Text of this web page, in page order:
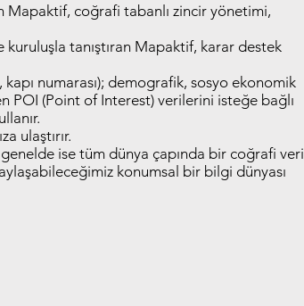
Mapaktif, coğrafi tabanlı zincir yönetimi,
kuruluşla tanıştıran Mapaktif, karar destek
numarası); demografik, sosyo ekonomik
POI (Point of Interest) verilerini isteğe bağlı
ulaştırır.
ise tüm dünya çapında bir coğrafi veri
konumsal bir bilgi dünyası